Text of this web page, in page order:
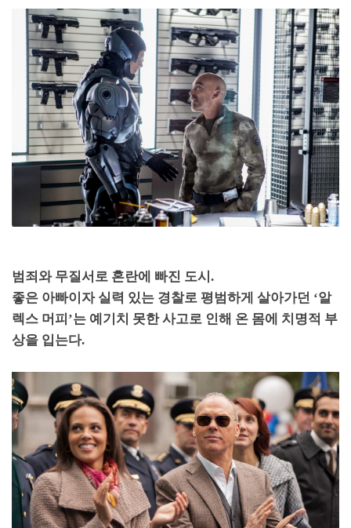
범죄와 무질서로 혼란에 빠진 도시 .
좋은 아빠이자 실력 있는 경찰로 평범하게 살아가던 ‘알
렉스 머피 ’는 예기치 못한 사고로 인해 온 몸에 치명적 부
상을 입는다.